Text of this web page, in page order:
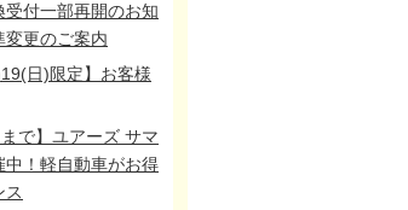
受付一部再開のお知
変更のご案内
日)限定】お客様
まで】ユアーズ サマ
中！軽自動車がお得
ス